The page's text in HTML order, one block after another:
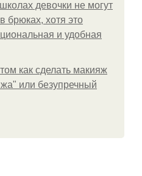
девочки не могут
брюках, хотя это
и удобная
как сделать макияж
или безупречный